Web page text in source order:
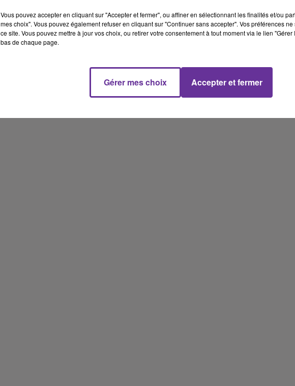
Vous pouvez accepter en cliquant sur "Accepter et fermer", ou affiner en sélectionnant les finalités et/ou
mes choix". Vous pouvez également refuser en cliquant sur "Continuer sans accepter". Vos préférences
ce site. Vous pouvez mettre à jour vos choix, ou retirer votre consentement à tout moment via le lien
bas de chaque page.
Gérer mes choix Accepter et fermer